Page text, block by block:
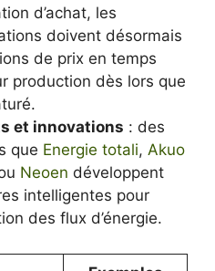
d’achat, les
doivent désormais
de prix en temps
production dès lors que
et innovations : des
que Energie totali, Akuo
Neoen développent
intelligentes pour
des flux d’énergie.